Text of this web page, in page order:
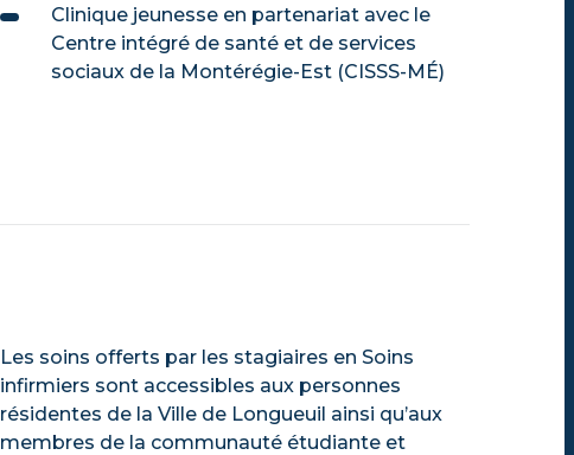
Clinique jeunesse en partenariat avec le
Centre intégré de santé et de services
sociaux de la Montérégie-Est (CISSS-MÉ)
Les soins offerts par les stagiaires en Soins
infirmiers sont accessibles aux personnes
résidentes de la Ville de Longueuil ainsi qu’aux
membres de la communauté étudiante et